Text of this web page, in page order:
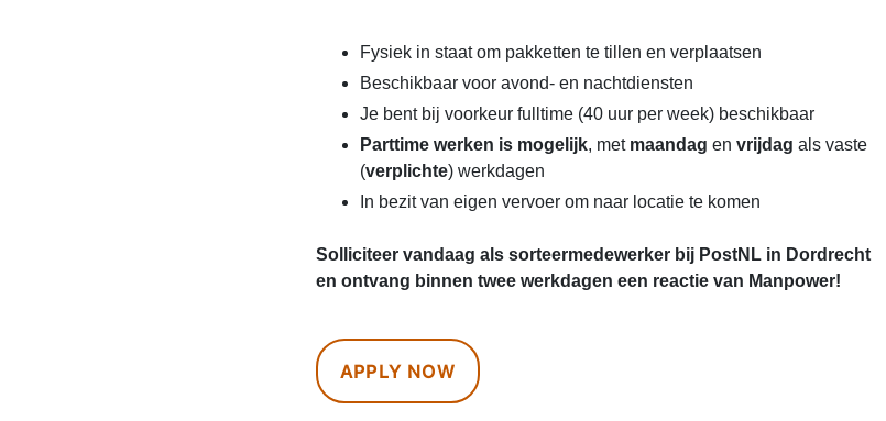
Fysiek in staat om pakketten te tillen en verplaatsen
Beschikbaar voor avond- en nachtdiensten
Je bent bij voorkeur fulltime (40 uur per week) beschikbaar
Parttime werken is mogelijk, met maandag en vrijdag als vaste
(verplichte) werkdagen
In bezit van eigen vervoer om naar locatie te komen
Solliciteer vandaag als sorteermedewerker bij PostNL in Dordrecht
en ontvang binnen twee werkdagen een reactie van Manpower!
APPLY NOW